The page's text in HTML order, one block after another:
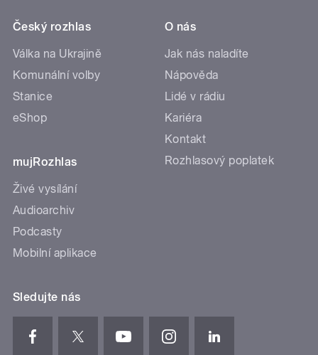
Český rozhlas
Válka na Ukrajině
Komunální volby
Stanice
eShop
mujRozhlas
Živé vysílání
Audioarchiv
Podcasty
Mobilní aplikace
O nás
Jak nás naladíte
Nápověda
Lidé v rádiu
Kariéra
Kontakt
Rozhlasový poplatek
Sledujte nás